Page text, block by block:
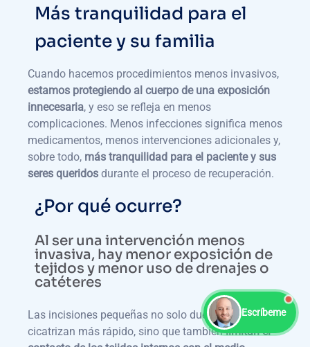
Más tranquilidad para el
paciente y su familia
Cuando hacemos procedimientos menos invasivos,
estamos protegiendo al cuerpo de una exposición
innecesaria, y eso se refleja en menos
complicaciones. Menos infecciones significa menos
medicamentos, menos intervenciones adicionales y,
sobre todo, más tranquilidad para el paciente y sus
seres queridos durante el proceso de recuperación.
¿Por qué ocurre?
Al ser una intervención menos
invasiva, hay menor exposición de
tejidos y menor uso de drenajes o
catéteres
Las incisiones pequeñas no solo duelen menos y
cicatrizan más rápido, sino que tambiénlimitan el
Escríbeme